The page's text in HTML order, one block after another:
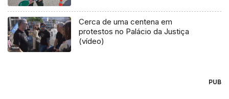
Cerca de uma centena em
protestos no Palácio da Justiça
(vídeo)
PUB